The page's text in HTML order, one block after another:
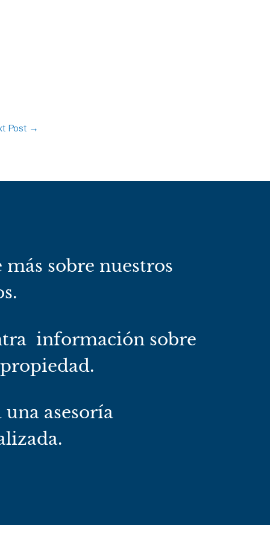
Post →
más sobre nuestros
información sobre
asesoría